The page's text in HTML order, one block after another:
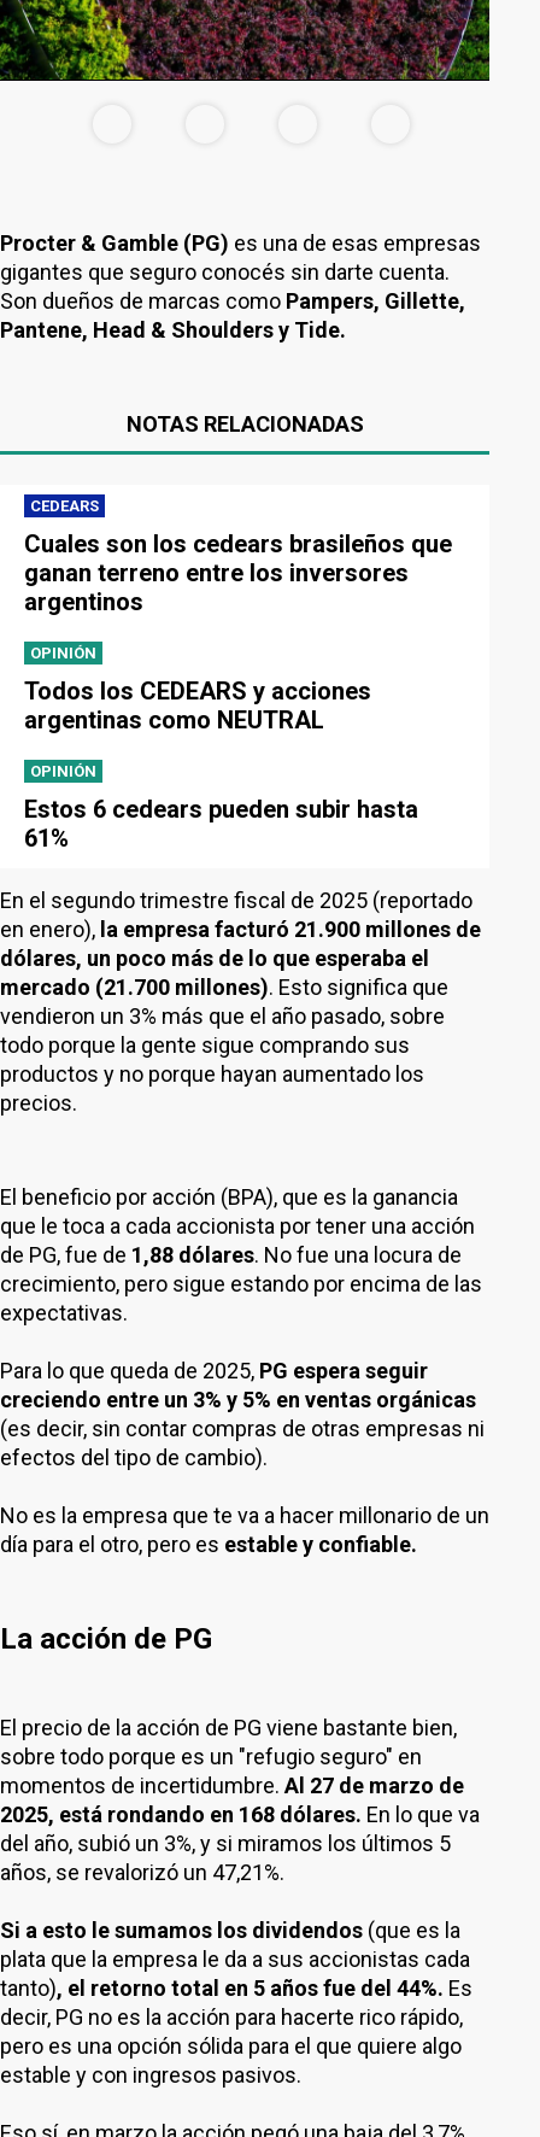
Procter & Gamble (PG) es una de esas empresas
gigantes que seguro conocés sin darte cuenta.
Son dueños de marcas como Pampers, Gillette,
Pantene, Head & Shoulders y Tide.
NOTAS RELACIONADAS
CEDEARS
Cuales son los cedears brasileños que
ganan terreno entre los inversores
argentinos
OPINIÓN
Todos los CEDEARS y acciones
argentinas como NEUTRAL
OPINIÓN
Estos 6 cedears pueden subir hasta
61%
En el segundo trimestre fiscal de 2025 (reportado
en enero), la empresa facturó 21.900 millones de
dólares, un poco más de lo que esperaba el
mercado (21.700 millones). Esto significa que
vendieron un 3% más que el año pasado, sobre
todo porque la gente sigue comprando sus
productos y no porque hayan aumentado los
precios.
El beneficio por acción (BPA), que es la ganancia
que le toca a cada accionista por tener una acción
de PG, fue de 1,88 dólares. No fue una locura de
crecimiento, pero sigue estando por encima de las
expectativas.
Para lo que queda de 2025, PG espera seguir
creciendo entre un 3% y 5% en ventas orgánicas
(es decir, sin contar compras de otras empresas ni
efectos del tipo de cambio).
No es la empresa que te va a hacer millonario de un
día para el otro, pero es estable y confiable.
La acción de PG
El precio de la acción de PG viene bastante bien,
sobre todo porque es un "refugio seguro" en
momentos de incertidumbre. Al 27 de marzo de
2025, está rondando en 168 dólares. En lo que va
del año, subió un 3%, y si miramos los últimos 5
años, se revalorizó un 47,21%.
Si a esto le sumamos los dividendos (que es la
plata que la empresa le da a sus accionistas cada
tanto), el retorno total en 5 años fue del 44%. Es
decir, PG no es la acción para hacerte rico rápido,
pero es una opción sólida para el que quiere algo
estable y con ingresos pasivos.